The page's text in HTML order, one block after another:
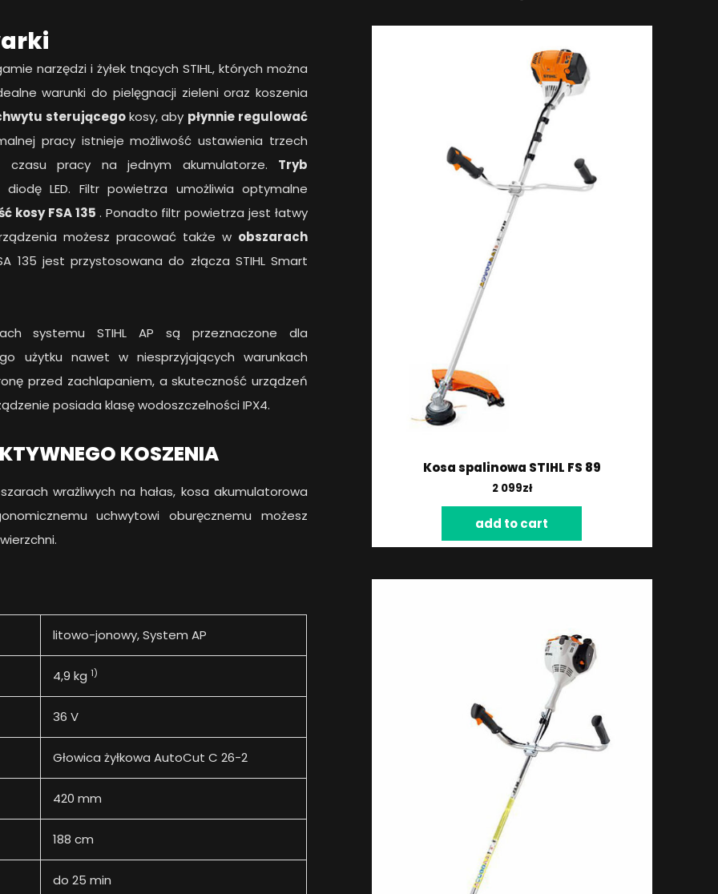
narzędzi i żyłek tnących STIHL, których można
warunki do pielęgnacji zieleni oraz koszenia
sterującegokosy, aby płynnie regulować
pracy istnieje możliwość ustawienia trzech
czasu pracy na jednym akumulatorze. Tryb
LED. Filtr powietrza umożliwia optymalne
kosy FSA 135 . Ponadto filtr powietrza jest łatwy
możesz pracować także w obszarach
135 jest przystosowana do złącza STIHL Smart
systemu STIHL AP są przeznaczone dla
użytku nawet w niesprzyjających warunkach
przed zachlapaniem, a skuteczność urządzeń
posiada klasę wodoszczelności IPX4.
KOSZENIA
wrażliwych na hałas, kosa akumulatorowa
uchwytowi oburęcznemu możesz
litowo-jonowy, System AP
4,9 kg 1)
36 V
Głowica żyłkowa AutoCut C 26-2
420 mm
188 cm
do 25 min
Kosa spalinowa STIHL FS 89
2 099zł
add to cart